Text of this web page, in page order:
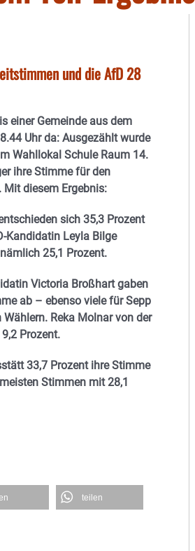
und die AfD 28
einer Gemeinde aus dem
Uhr da: Ausgezählt wurde
Wahllokal Schule Raum 14.
ihre Stimme für den
diesem Ergebnis:
sich 35,3 Prozent
Kandidatin Leyla Bilge
25,1 Prozent.
Victoria Broßhart gaben
ab – ebenso viele für Sepp
Wählern. Reka Molnar von der
Prozent.
33,7 Prozent ihre Stimme
Stimmen mit 28,1
teilen